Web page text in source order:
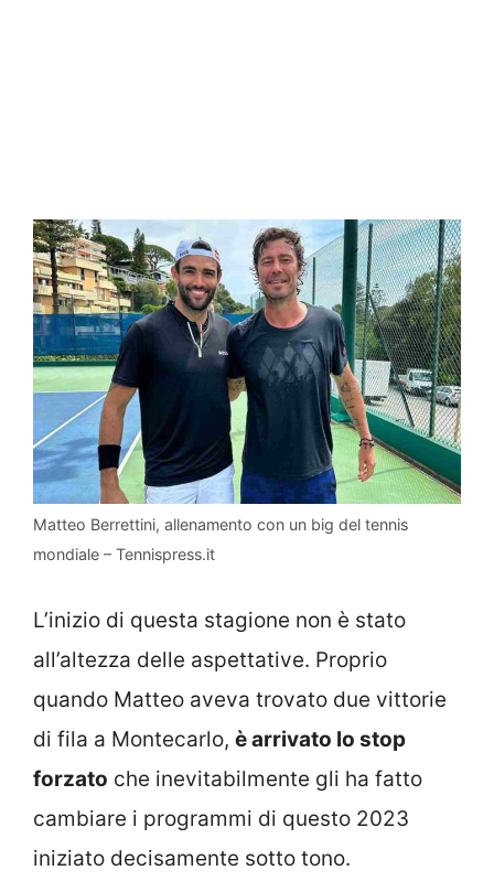
Matteo Berrettini, allenamento con un big del tennis
mondiale – Tennispress.it
L’inizio di questa stagione non è stato
all’altezza delle aspettative. Proprio
quando Matteo aveva trovato due vittorie
di fila a Montecarlo, è arrivato lo stop
forzato che inevitabilmente gli ha fatto
cambiare i programmi di questo 2023
iniziato decisamente sotto tono.